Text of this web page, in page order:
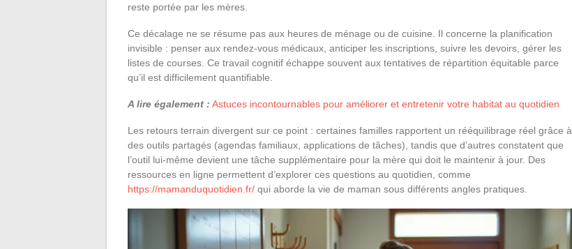
reste portée par les mères.
Ce décalage ne se résume pas aux heures de ménage ou de cuisine. Il concerne la planification
invisible : penser aux rendez-vous médicaux, anticiper les inscriptions, suivre les devoirs, gérer les
listes de courses. Ce travail cognitif échappe souvent aux tentatives de répartition équitable parce
qu’il est difficilement quantifiable.
A lire également : Astuces incontournables pour améliorer et entretenir votre habitat au quotidien
Les retours terrain divergent sur ce point : certaines familles rapportent un rééquilibrage réel grâce à
des outils partagés (agendas familiaux, applications de tâches), tandis que d’autres constatent que
l’outil lui-même devient une tâche supplémentaire pour la mère qui doit le maintenir à jour. Des
ressources en ligne permettent d’explorer ces questions au quotidien, comme
https://mamanduquotidien.fr/ qui aborde la vie de maman sous différents angles pratiques.